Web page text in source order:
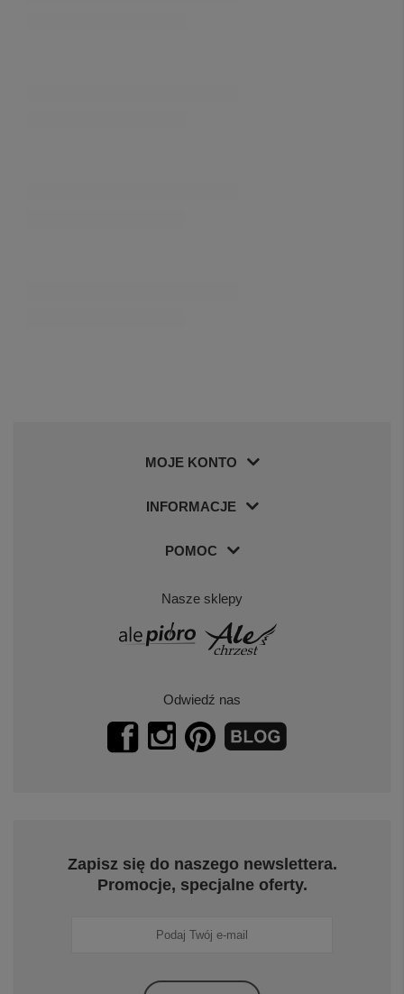
MOJE KONTO
INFORMACJE
POMOC
Nasze sklepy
Odwiedź nas
Zapisz się do naszego newslettera.
Promocje, specjalne oferty.